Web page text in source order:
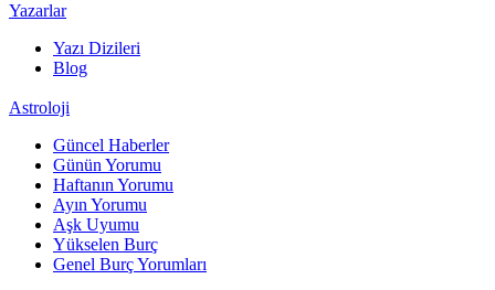
Yazarlar
Yazı Dizileri
Blog
Astroloji
Güncel Haberler
Günün Yorumu
Haftanın Yorumu
Ayın Yorumu
Aşk Uyumu
Yükselen Burç
Genel Burç Yorumları